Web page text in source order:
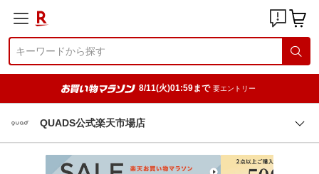
8/11(火)01:59まで 要エントリー
QUADS公式楽天市場店